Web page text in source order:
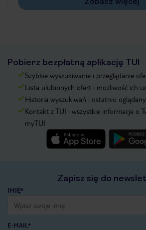
Pobierz bezpłatną aplikację TUI
Szybkie wyszukiwanie i przeglądanie
Lista ulubionych ofert i możliwość ich
Historia wyszukiwań i ostatnio
Kontakt z TUI i wszystkie informacje o
myTUI
Zapisz się do
IMIĘ*
E-MAIL*